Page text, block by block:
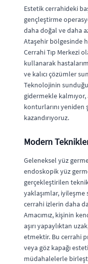
Estetik cerrahideki
gençleştirme
daha doğal ve daha
Ataşehir bölgesinde
Cerrahi Tıp Merkezi
kullanarak
ve kalıcı çözümler
Teknolojinin
gidermekle
konturlarını
kazandırıyoruz.
Modern
Geleneksel yüz
endoskopik yüz
gerçekleştirilen
yaklaşımlar,
cerrahi izlerin daha
Amacımız, kişinin
aşırı yapaylıktan
etmektir. Bu cerrahi
veya göz kapağı
müdahalelerle